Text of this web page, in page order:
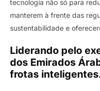
tecnologia não só para
manterem à frente das
sustentabilidade e
Liderando pelo
dos Emirados
frotas